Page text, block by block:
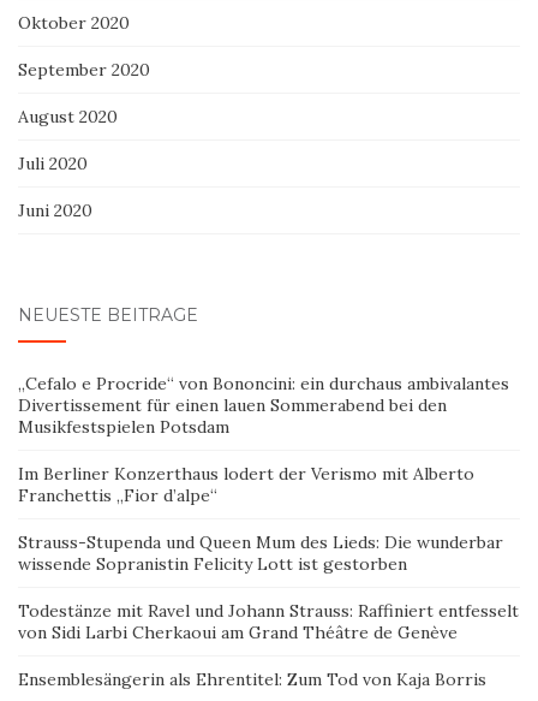
Oktober 2020
September 2020
August 2020
Juli 2020
Juni 2020
NEUESTE BEITRÄGE
„Cefalo e Procride“ von Bononcini: ein durchaus ambivalantes
Divertissement für einen lauen Sommerabend bei den
Musikfestspielen Potsdam
Im Berliner Konzerthaus lodert der Verismo mit Alberto
Franchettis „Fior d’alpe“
Strauss-Stupenda und Queen Mum des Lieds: Die wunderbar
wissende Sopranistin Felicity Lott ist gestorben
Todestänze mit Ravel und Johann Strauss: Raffiniert entfesselt
von Sidi Larbi Cherkaoui am Grand Théâtre de Genève
Ensemblesängerin als Ehrentitel: Zum Tod von Kaja Borris